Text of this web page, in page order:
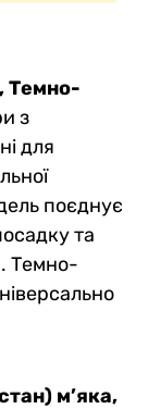
Темно-
з
для
поєднує
та
Темно-
м’яка,